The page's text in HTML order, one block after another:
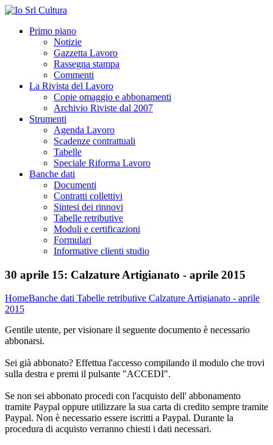
Primo piano
Notizie
Gazzetta Lavoro
Rassegna stampa
Commenti
La Rivista del Lavoro
Copie omaggio e abbonamenti
Archivio Riviste dal 2007
Strumenti
Agenda Lavoro
Scadenze contrattuali
Tabelle
Speciale Riforma Lavoro
Banche dati
Documenti
Contratti collettivi
Sintesi dei rinnovi
Tabelle retributive
Moduli e certificazioni
Formulari
Informative clienti studio
30 aprile 15: Calzature Artigianato - aprile 2015
HomeBanche dati Tabelle retributive Calzature Artigianato - aprile
2015
Gentile utente, per visionare il seguente documento è necessario
abbonarsi.
Sei già abbonato? Effettua l'accesso compilando il modulo che trovi
sulla destra e premi il pulsante "ACCEDI".
Se non sei abbonato procedi con l'acquisto dell' abbonamento
tramite Paypal oppure utilizzare la sua carta di credito sempre tramite
Paypal. Non è necessario essere iscritti a Paypal. Durante la
procedura di acquisto verranno chiesti i dati necessari.